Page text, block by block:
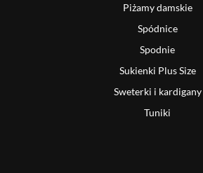
Piżamy damskie
Spódnice
Spodnie
Sukienki Plus Size
Sweterki i kardigany
Tuniki